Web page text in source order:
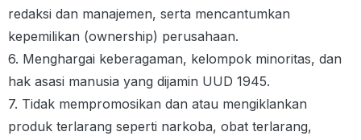
redaksi dan manajemen, serta mencantumkan
kepemilikan (ownership) perusahaan.
6. Menghargai keberagaman, kelompok minoritas, dan
hak asasi manusia yang dijamin UUD 1945.
7. Tidak mempromosikan dan atau mengiklankan
produk terlarang seperti narkoba, obat terlarang,